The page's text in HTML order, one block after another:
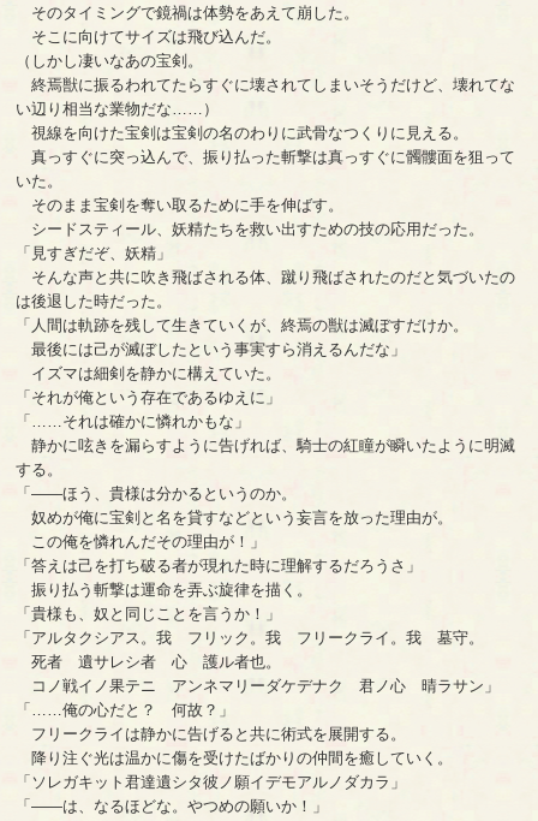
そのタイミングで鏡禍は体勢をあえて崩した。
そこに向けてサイズは飛び込んだ。
（しかし凄いなあの宝剣。
終焉獣に振るわれてたらすぐに壊されてしまいそうだけど、壊れてな
い辺り相当な業物だな……）
視線を向けた宝剣は宝剣の名のわりに武骨なつくりに見える。
真っすぐに突っ込んで、振り払った斬撃は真っすぐに髑髏面を狙って
いた。
そのまま宝剣を奪い取るために手を伸ばす。
シードスティール、妖精たちを救い出すための技の応用だった。
「見すぎだぞ、妖精」
そんな声と共に吹き飛ばされる体、蹴り飛ばされたのだと気づいたの
は後退した時だった。
「人間は軌跡を残して生きていくが、終焉の獣は滅ぼすだけか。
最後には己が滅ぼしたという事実すら消えるんだな」
イズマは細剣を静かに構えていた。
「それが俺という存在であるゆえに」
「……それは確かに憐れかもな」
静かに呟きを漏らすように告げれば、騎士の紅瞳が瞬いたように明滅
する。
「――ほう、貴様は分かるというのか。
奴めが俺に宝剣と名を貸すなどという妄言を放った理由が。
この俺を憐れんだその理由が！」
「答えは己を打ち破る者が現れた時に理解するだろうさ」
振り払う斬撃は運命を弄ぶ旋律を描く。
「貴様も、奴と同じことを言うか！」
「アルタクシアス。我 フリック。我 フリークライ。我 墓守。
死者 遺サレシ者 心 護ル者也。
コノ戦イノ果テニ アンネマリーダケデナク 君ノ心 晴ラサン」
「……俺の心だと？ 何故？」
フリークライは静かに告げると共に術式を展開する。
降り注ぐ光は温かに傷を受けたばかりの仲間を癒していく。
「ソレガキット君達遺シタ彼ノ願イデモアルノダカラ」
「――は、なるほどな。やつめの願いか！」